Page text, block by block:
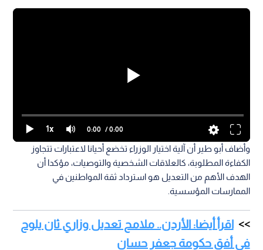
1x 0:00 / 0:00
وأضاف أبو طير أن آلية اختيار الوزراء تخضع أحيانا لاعتبارات تتجاوز
الكفاءة المطلوبة، كالعلاقات الشخصية والتوصيات، مؤكدا أن
الهدف الأهم من التعديل هو استرداد ثقة المواطنين في
الممارسات المؤسسية.
اقرأ أيضا: الأردن.. ملامح تعديل وزاري ثان يلوح
في أفق حكومة جعفر حسان